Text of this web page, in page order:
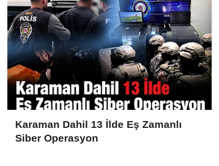
Karaman Dahil 13 İlde Eş Zamanlı
Siber Operasyon